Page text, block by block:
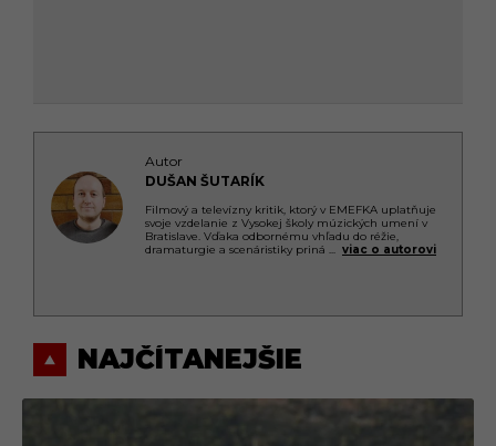
Autor
DUŠAN ŠUTARÍK
Filmový a televízny kritik, ktorý v EMEFKA uplatňuje
svoje vzdelanie z Vysokej školy múzických umení v
Bratislave. Vďaka odbornému vhľadu do réžie,
dramaturgie a scenáristiky priná ... viac o autorovi
NAJČÍTANEJŠIE